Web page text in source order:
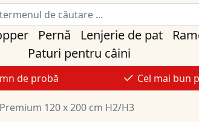
Pernă Lenjerie de pat
Paturi pentru câini
de probă Cel mai bun
120 x 200 cm H2/H3